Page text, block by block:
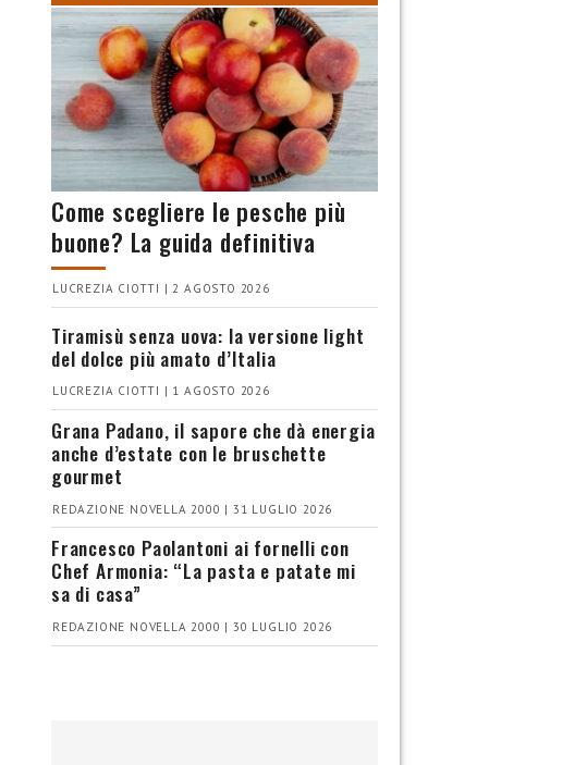
Come scegliere le pesche più
buone? La guida definitiva
LUCREZIA CIOTTI | 2 AGOSTO 2026
Tiramisù senza uova: la versione light
del dolce più amato d’Italia
LUCREZIA CIOTTI | 1 AGOSTO 2026
Grana Padano, il sapore che dà energia
anche d’estate con le bruschette
gourmet
REDAZIONE NOVELLA 2000 | 31 LUGLIO 2026
Francesco Paolantoni ai fornelli con
Chef Armonia: “La pasta e patate mi
sa di casa”
REDAZIONE NOVELLA 2000 | 30 LUGLIO 2026